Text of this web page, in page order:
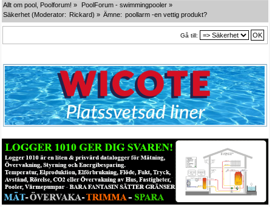
Allt om pool, Poolforum! » PoolForum - swimmingpooler »
Säkerhet (Moderator: Rickard) » Ämne: poollarm -en vettig produkt?
Gå till: